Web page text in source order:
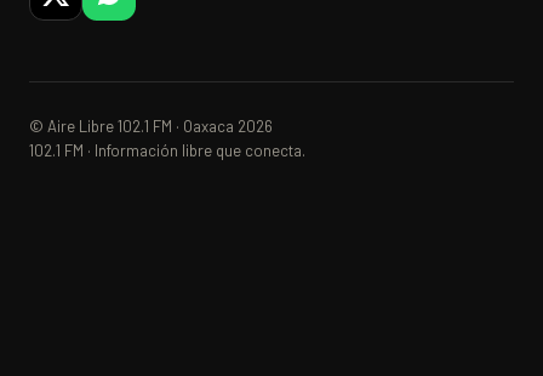
© Aire Libre 102.1 FM · Oaxaca 2026
102.1 FM · Información libre que conecta.